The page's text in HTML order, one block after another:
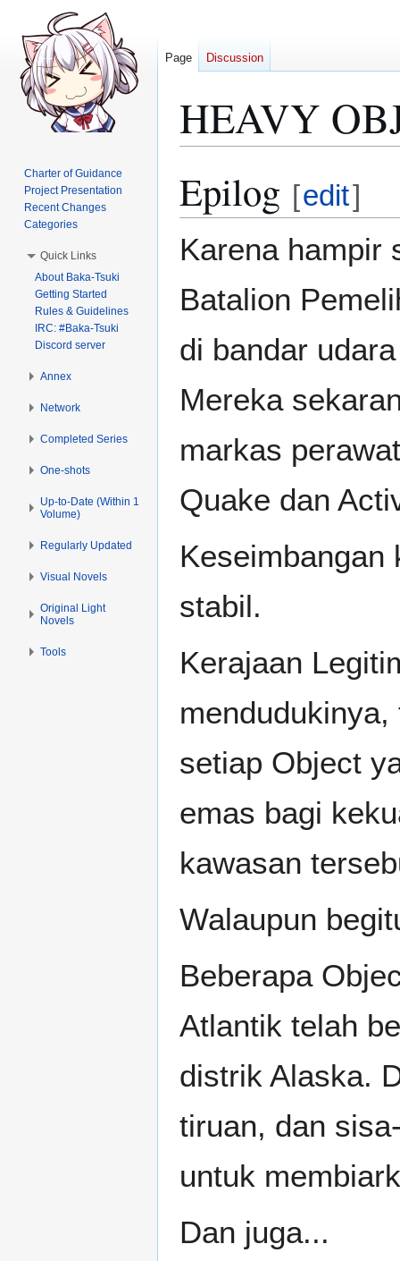
HEAVY
to
navigation
to
search
Epilog [edit]
Karena hampir
Batalion
di bandar
Mereka
markas
Quake dan
Keseimbangan
stabil.
Kerajaan
setiap Object
emas bagi
kawasan
Walaupun
Beberapa
Atlantik telah
distrik Alaska.
tiruan, dan
untuk
Dan juga...
Page Discussion
Charter of Guidance
Project Presentation
Recent Changes
Categories
Quick Links
About Baka-Tsuki
Getting Started
Rules & Guidelines
IRC: #Baka-Tsuki
Discord server
Annex
Network
Completed Series
One-shots
Up-to-Date (Within 1
Volume)
Regularly Updated
Visual Novels
Original Light
Novels
Tools